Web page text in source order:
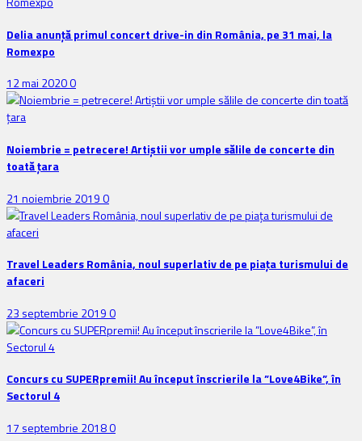
Delia anunţă primul concert drive-in din România, pe 31 mai, la
Romexpo
12 mai 20200
Noiembrie = petrecere! Artiștii vor umple sălile de concerte din
toată țara
21 noiembrie 20190
Travel Leaders România, noul superlativ de pe piața turismului de
afaceri
23 septembrie 20190
Concurs cu SUPERpremii! Au început înscrierile la ”Love4Bike”, în
Sectorul 4
17 septembrie 20180